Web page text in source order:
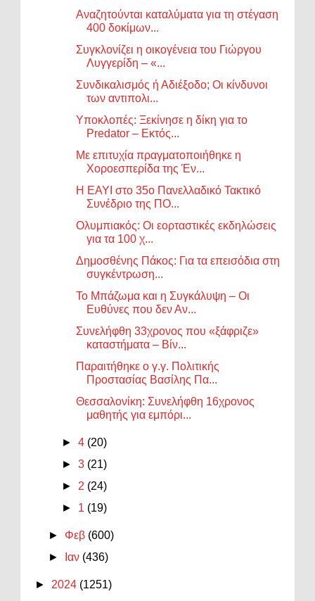
Αναζητούνται καταλύματα για τη στέγαση
400 δοκίμων...
Συγκλονίζει η οικογένεια του Γιώργου
Λυγγερίδη – «...
Συνδικαλισμός ή Αδιέξοδο; Οι κίνδυνοι
των αντιπολι...
Υποκλοπές: Ξεκίνησε η δίκη για το
Predator – Εκτός...
Με επιτυχία πραγματοποιήθηκε η
Χοροεσπερίδα της Έν...
Η ΕΑΥΙ στο 35ο Πανελλαδικό Τακτικό
Συνέδριο της ΠΟ...
Ολυμπιακός: Οι εορταστικές εκδηλώσεις
για τα 100 χ...
Δημοσθένης Πάκος: Για τα επεισόδια στη
συγκέντρωση...
Το Μπάζωμα και η Συγκάλυψη – Οι
Ευθύνες που δεν Αν...
Συνελήφθη 33χρονος που «ξάφριζε»
καταστήματα – Βίν...
Παραιτήθηκε ο γ.γ. Πολιτικής
Προστασίας Βασίλης Πα...
Θεσσαλονίκη: Συνελήφθη 16χρονος
μαθητής για εμπόρι...
►4 (20)
►3 (21)
► 2 (24)
► 1 (19)
► Φεβ (600)
►
Ιαν (436)
► 2024 (1251)